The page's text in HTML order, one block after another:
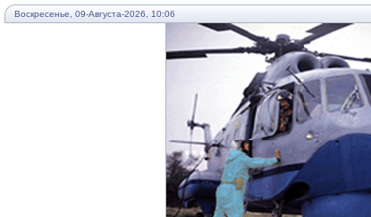
Воскресенье, 09-Августа-2026, 10:06
...